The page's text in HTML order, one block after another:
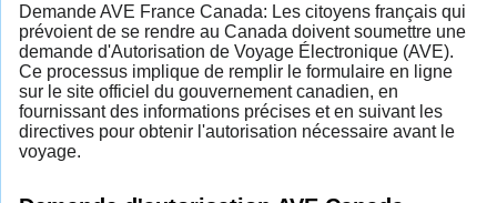
Demande AVE France Canada: Les citoyens français qui
prévoient de se rendre au Canada doivent soumettre une
demande d'Autorisation de Voyage Électronique (AVE).
Ce processus implique de remplir le formulaire en ligne
sur le site officiel du gouvernement canadien, en
fournissant des informations précises et en suivant les
directives pour obtenir l'autorisation nécessaire avant le
voyage.